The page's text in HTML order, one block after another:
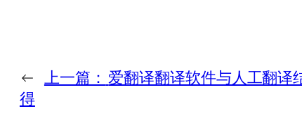
← 上一篇： 爱翻译翻译软件与人工翻译
得